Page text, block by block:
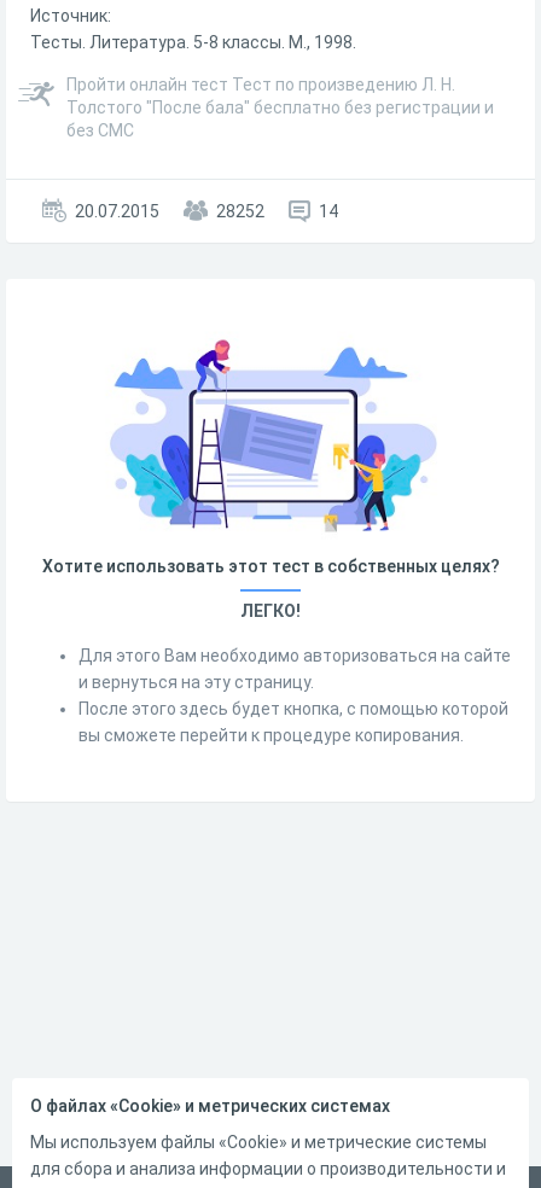
Источник:
Тесты. Литература. 5-8 классы. М., 1998.
Пройти онлайн тест Тест по произведению Л. Н.
Толстого "После бала" бесплатно без регистрации и
без СМС
20.07.2015 28252 14
Хотите использовать этот тест в собственных целях?
ЛЕГКО!
Для этого Вам необходимо авторизоваться на сайте
и вернуться на эту страницу.
После этого здесь будет кнопка, с помощью которой
вы сможете перейти к процедуре копирования.
О файлах «Cookie» и метрических системах
Мы используем файлы «Cookie» и метрические системы
для сбора и анализа информации о производительности и